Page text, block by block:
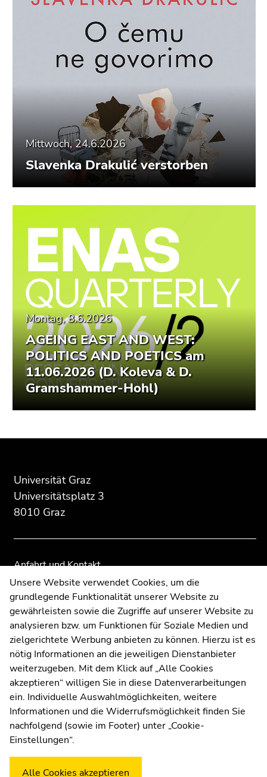
Mittwoch, 24.6.2026
Slavenka Drakulić verstorben
Montag, 8.6.2026
AGEING EAST AND WEST:
POLITICS AND POETICS am
11.06.2026 (D. Koleva & D.
Gramshammer-Hohl)
Seitenbereichs:
Zusatzinformationen:
Universität Graz
Universitätsplatz 3
8010 Graz
Anfahrt und Kontakt
Kommunikation und Öffentlichkeitsarbeit
Moodle
UNIGRAZonline
Impressum
Datenschutzerklärung
Cookie-Einstellungen
Barrierefreiheitserklärung
WetterstationUni Graz
Seitenbereichs.
Übersicht
Seitenbereichs.
Übersicht
Unsere Website verwendet Cookies, um die
grundlegende Funktionalität unserer Website zu
gewährleisten sowie die Zugriffe auf unserer Website zu
analysieren bzw. um Funktionen für Soziale Medien und
zielgerichtete Werbung anbieten zu können. Hierzu ist es
nötig Informationen an die jeweiligen Dienstanbieter
weiterzugeben. Mit dem Klick auf „Alle Cookies
akzeptieren“ willigen Sie in diese Datenverarbeitungen
ein. Individuelle Auswahlmöglichkeiten, weitere
Informationen und die Widerrufsmöglichkeit finden Sie
nachfolgend (sowie im Footer) unter „Cookie-
Einstellungen“.
Alle Cookies akzeptieren